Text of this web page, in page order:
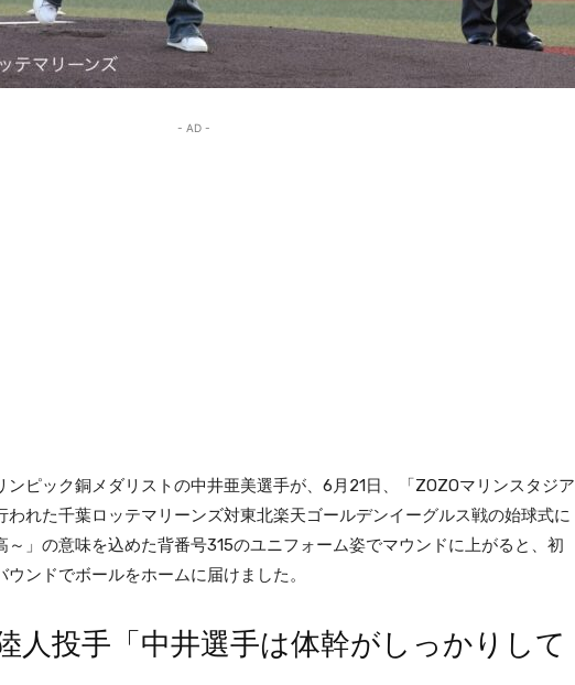
- AD -
ンピック銅メダリストの中井亜美選手が、6月21日、「ZOZOマリンスタジア
われた千葉ロッテマリーンズ対東北楽天ゴールデンイーグルス戦の始球式に
～」の意味を込めた背番号315のユニフォーム姿でマウンドに上がると、初
ンドでボールをホームに届けました。
人投手「中井選手は体幹がしっかりして